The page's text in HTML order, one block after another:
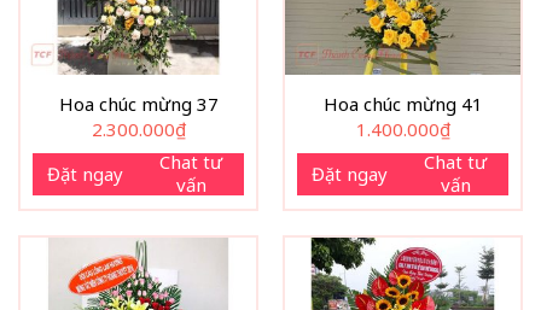
Hoa chúc mừng 37
2.300.000₫
Đặt ngay
Chat tư
vấn
Hoa chúc mừng 41
1.400.000₫
Đặt ngay
Chat tư
vấn